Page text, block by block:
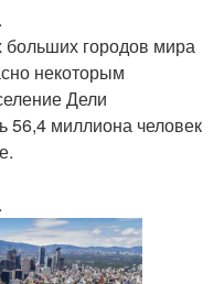
больших городов мира
некоторым
Дели
56,4 миллиона человек